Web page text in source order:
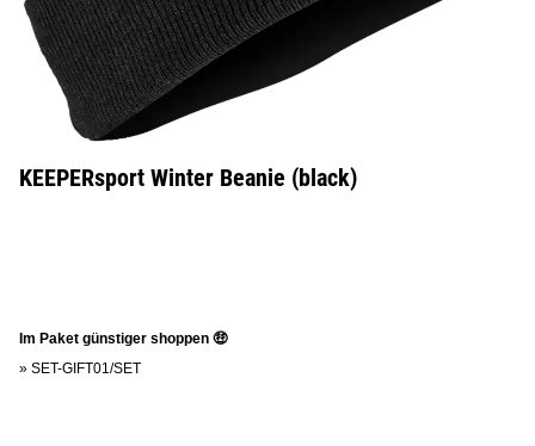
KEEPERsport Winter Beanie (black)
Im Paket günstiger shoppen 🤑
» SET-GIFT01/SET